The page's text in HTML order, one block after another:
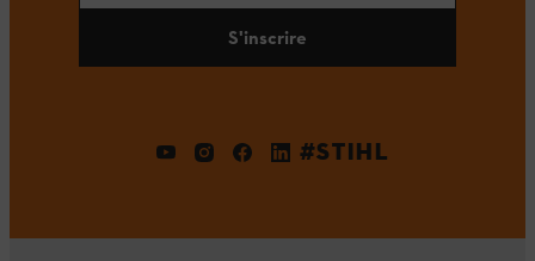
S'inscrire
#STIHL